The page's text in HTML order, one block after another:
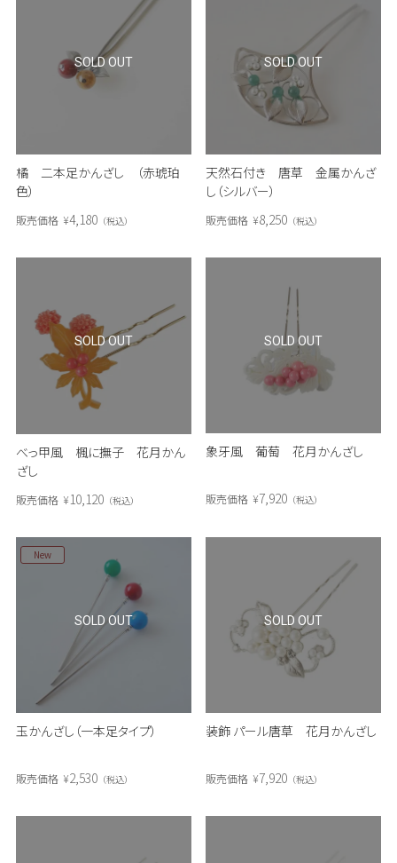
橘 二本足かんざし （赤琥珀
色）
販売価格 ¥4,180 税込
SOLD OUT
天然石付き 唐草 金属かんざ
し（シルバー）
販売価格 ¥8,250 税込
SOLD OUT
べっ甲風 楓に撫子 花月かん
ざし
販売価格 ¥10,120 税込
SOLD OUT
象牙風 葡萄 花月かんざし
販売価格 ¥7,920 税込
SOLD OUT
玉かんざし（一本足タイプ）
New
販売価格 ¥2,530 税込
SOLD OUT
装飾 パール唐草 花月かんざし
販売価格 ¥7,920 税込
SOLD OUT